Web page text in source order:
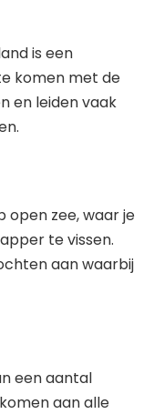
is een
komen met de
en leiden vaak
open zee, waar je
te vissen.
aan waarbij
een aantal
aan alle